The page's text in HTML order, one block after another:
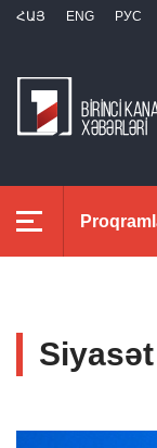
ՀԱՅ ENG РУС
Siyasət